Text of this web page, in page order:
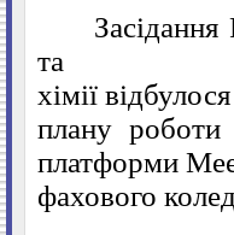
та
хімії відбулося
плану роботи
платформи
фахового